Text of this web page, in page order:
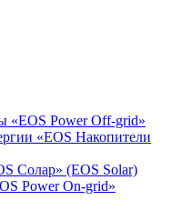
«EOS Power Off-grid»
«EOS Накопители
Солар» (EOS Solar)
Power On-grid»